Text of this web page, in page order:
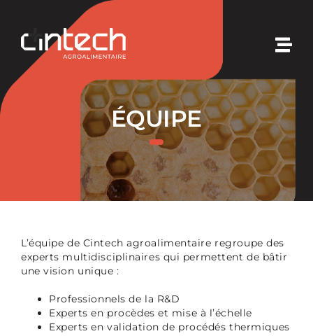
contenu
Cintech
Nos expertises
Nos solutions
Nouvelles
ÉQUIPE
L’équipe de Cintech agroalimentaire regroupe des
experts multidisciplinaires qui permettent de bâtir
une vision unique :
Professionnels de la R&D
Experts en procèdes et mise à l’échelle
Experts en validation de procédés thermiques